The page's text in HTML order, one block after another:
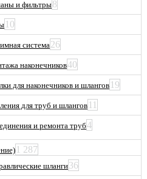
и фильтры8
10
система26
наконечников40
для наконечников и шлангов 19
для труб и шлангов11
и ремонта труб4
1 287
шланги36